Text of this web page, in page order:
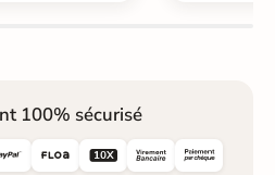
100% sécurisé
 